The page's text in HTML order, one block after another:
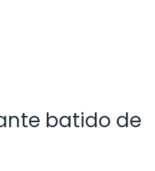
batido de